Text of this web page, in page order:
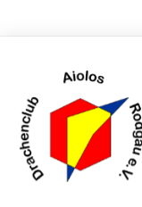
Inhalt